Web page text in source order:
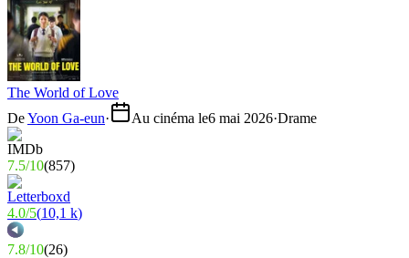
The World of Love
DeYoon Ga-eun· Au cinéma le6 mai 2026·Drame
7.5/10(857)
4.0/5(10,1 k)
7.8/10(26)